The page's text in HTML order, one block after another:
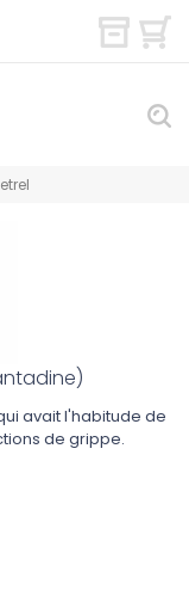
avait l'habitude de
de grippe.